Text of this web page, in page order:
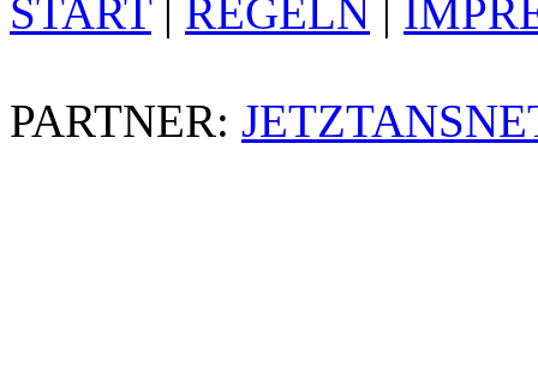
START| REGELN |
PARTNER: